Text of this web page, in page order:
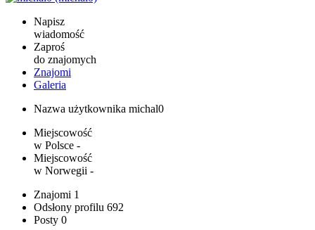
Napisz
wiadomość
Zaproś
do znajomych
Znajomi
Galeria
Nazwa użytkownika michal0
Miejscowość
w Polsce -
Miejscowość
w Norwegii -
Znajomi 1
Odsłony profilu 692
Posty 0